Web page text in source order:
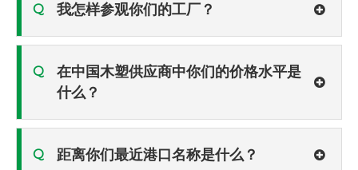
Q 我怎样参观你们的工厂？
Q
在中国木塑供应商中你们的价格水平是
什么？
Q 距离你们最近港口名称是什么？